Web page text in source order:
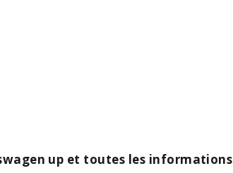
up et toutes les informations